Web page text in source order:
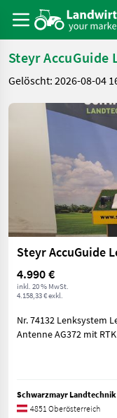
Steyr AccuGuide
Gelöscht: 2026-08-04
Steyr AccuGuide
4.990 €
inkl. 20 % MwSt.
4.158,33 € exkl.
Nr. 74132 Lenksystem Level 3 mit RTK Mobilfunk -
Antenne AG372 mit
4851 Oberösterreich